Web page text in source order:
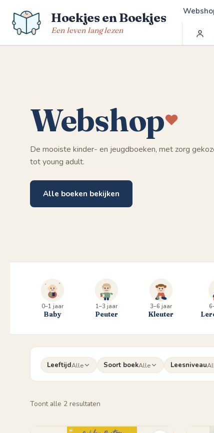
naar
inhoud
Hoekjes en Boekjes
Een leven lang lezen
Webshop
De mooiste kinder- en jeugdboeken, met zorg
tot young adult.
Alle boeken bekijken
0–1 jaar
Baby
1–3 jaar
Peuter
3–6 jaar
Kleuter
LeeftijdAlle Soort boekAlle Leesniveau
Toont alle 2 resultaten